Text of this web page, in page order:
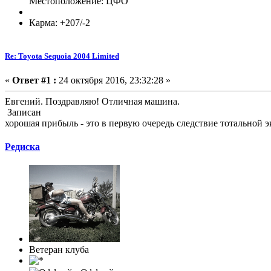
Карма: +207/-2
Re: Toyota Sequoia 2004 Limited
« Ответ #1 : 24 октября 2016, 23:32:28 »
Евгений. Поздравляю! Отличная машина.
Записан
хорошая прибыль - это в первую очередь следствие тотальной
Редиска
Ветеран клуба